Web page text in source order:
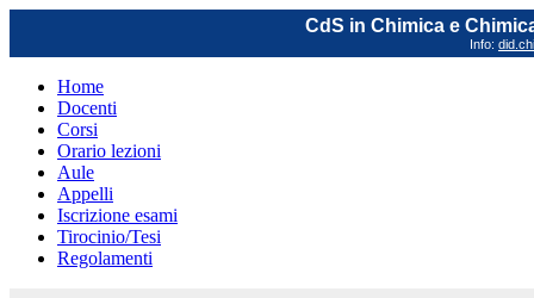
CdS in Chimica e
Info:
Home
Docenti
Corsi
Orario lezioni
Aule
Appelli
Iscrizione esami
Tirocinio/Tesi
Regolamenti